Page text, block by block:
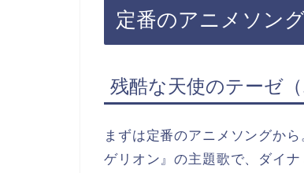
定番のアニメソン
残酷な天使のテーゼ
まずは定番のアニメソングか
ゲリオン』の主題歌で、ダイ